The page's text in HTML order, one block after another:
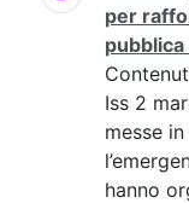
per
pubblica
Iss 2
messe
hanno